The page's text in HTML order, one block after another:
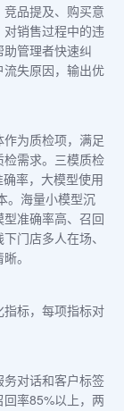
品提及、购买意
销售过程中的违
管理者快速纠
失原因，输出优
为质检项，满足
需求。三模质检
率，大模型使用
。海量小模型沉
准确率高、召回
门店多人在场、
。
标，每项指标对
对话和客户标签
率85%以上，两